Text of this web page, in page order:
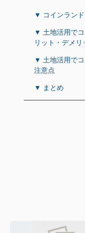
▼ コインラン
▼ 土地活用で
リット・デメリ
▼ 土地活用で
注意点
▼ まとめ